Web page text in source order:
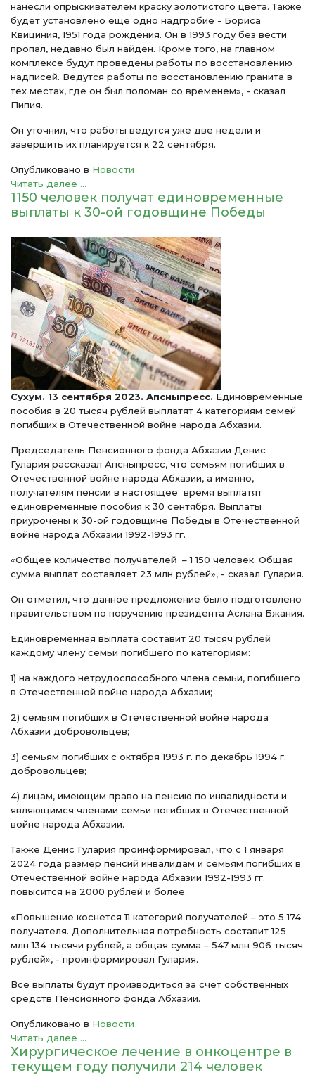
нанесли опрыскивателем краску золотистого цвета. Также
будет установлено ещё одно надгробие - Бориса
Квициния, 1951 года рождения. Он в 1993 году без вести
пропал, недавно был найден. Кроме того, на главном
комплексе будут проведены работы по восстановлению
надписей. Ведутся работы по восстановлению гранита в
тех местах, где он был поломан со временем», - сказал
Пипия.
Он уточнил, что работы ведутся уже две недели и
завершить их планируется к 22 сентября.
Опубликовано в Новости
Читать далее ...
1150 человек получат единовременные
выплаты к 30-ой годовщине Победы
Сухум. 13 сентября 2023. Апсныпресс. Единовременные
пособия в 20 тысяч рублей выплатят 4 категориям семей
погибших в Отечественной войне народа Абхазии.
Председатель Пенсионного фонда Абхазии Денис
Гулария рассказал Апсныпресс, что семьям погибших в
Отечественной войне народа Абхазии, а именно,
получателям пенсии в настоящее время выплатят
единовременные пособия к 30 сентября. Выплаты
приурочены к 30-ой годовщине Победы в Отечественной
войне народа Абхазии 1992-1993 гг.
«Общее количество получателей – 1 150 человек. Общая
сумма выплат составляет 23 млн рублей», - сказал Гулария.
Он отметил, что данное предложение было подготовлено
правительством по поручению президента Аслана Бжания.
Единовременная выплата составит 20 тысяч рублей
каждому члену семьи погибшего по категориям:
1) на каждого нетрудоспособного члена семьи, погибшего
в Отечественной войне народа Абхазии;
2) семьям погибших в Отечественной войне народа
Абхазии добровольцев;
3) семьям погибших с октября 1993 г. по декабрь 1994 г.
добровольцев;
4) лицам, имеющим право на пенсию по инвалидности и
являющимся членами семьи погибших в Отечественной
войне народа Абхазии.
Также Денис Гулария проинформировал, что с 1 января
2024 года размер пенсий инвалидам и семьям погибших в
Отечественной войне народа Абхазии 1992-1993 гг.
повысится на 2000 рублей и более.
«Повышение коснется 11 категорий получателей – это 5 174
получателя. Дополнительная потребность составит 125
млн 134 тысячи рублей, а общая сумма – 547 млн 906 тысяч
рублей», - проинформировал Гулария.
Все выплаты будут производиться за счет собственных
средств Пенсионного фонда Абхазии.
Опубликовано в Новости
Читать далее ...
Хирургическое лечение в онкоцентре в
текущем году получили 214 человек